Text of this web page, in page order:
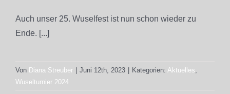
Auch unser 25. Wuselfest ist nun schon wieder zu
Ende. [...]
Von Diana Streuber Juni 12th, 2023 Kategorien: Aktuelles,
Wuselturnier 2024